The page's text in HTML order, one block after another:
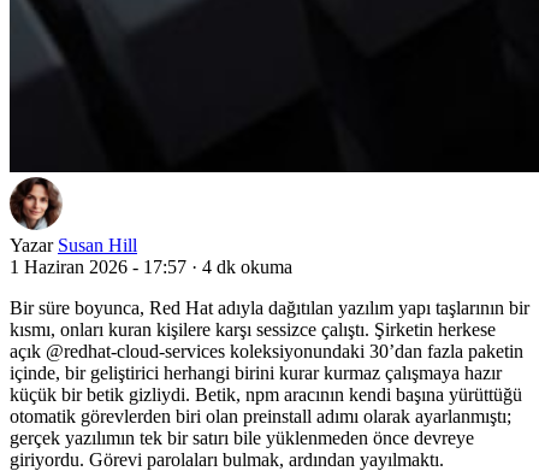
Yazar Susan Hill
1 Haziran 2026 - 17:57 · 4 dk okuma
Bir süre boyunca, Red Hat adıyla dağıtılan yazılım yapı taşlarının bir
kısmı, onları kuran kişilere karşı sessizce çalıştı. Şirketin herkese
açık @redhat-cloud-services koleksiyonundaki 30’dan fazla paketin
içinde, bir geliştirici herhangi birini kurar kurmaz çalışmaya hazır
küçük bir betik gizliydi. Betik, npm aracının kendi başına yürüttüğü
otomatik görevlerden biri olan preinstall adımı olarak ayarlanmıştı;
gerçek yazılımın tek bir satırı bile yüklenmeden önce devreye
giriyordu. Görevi parolaları bulmak, ardından yayılmaktı.